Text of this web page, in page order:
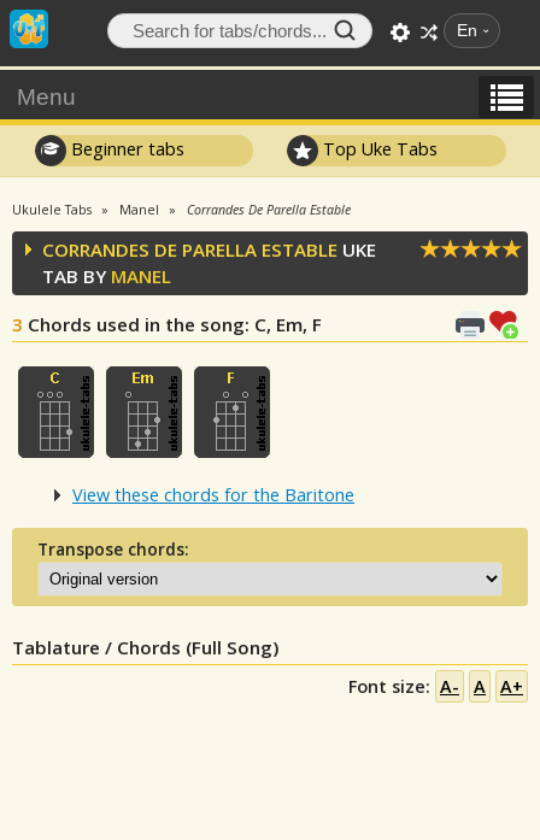
En
Menu
Beginner tabs Top Uke Tabs
Ukulele Tabs Manel Corrandes De Parella Estable
CORRANDES DE PARELLA ESTABLE UKE
TAB BY MANEL
3 Chords used in the song: C, Em, F
View these chords for the Baritone
Transpose chords:
Tablature / Chords (Full Song)
Font size: A- A A+